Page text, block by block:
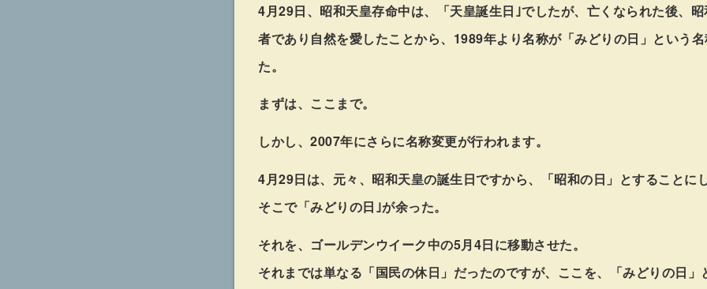
4月29日、昭和天皇存命中は、「天皇誕生日｣でしたが、亡くなられた後、
者であり自然を愛したことから、1989年より名称が「みどりの日」という
た。
まずは、ここまで。
しかし、2007年にさらに名称変更が行われます。
4月29日は、元々、昭和天皇の誕生日ですから、「昭和の日」とすることに
そこで「みどりの日｣が余った。
それを、ゴールデンウイーク中の5月4日に移動させた。
それまでは単なる「国民の休日」だったのですが、ここを、「みどりの日」